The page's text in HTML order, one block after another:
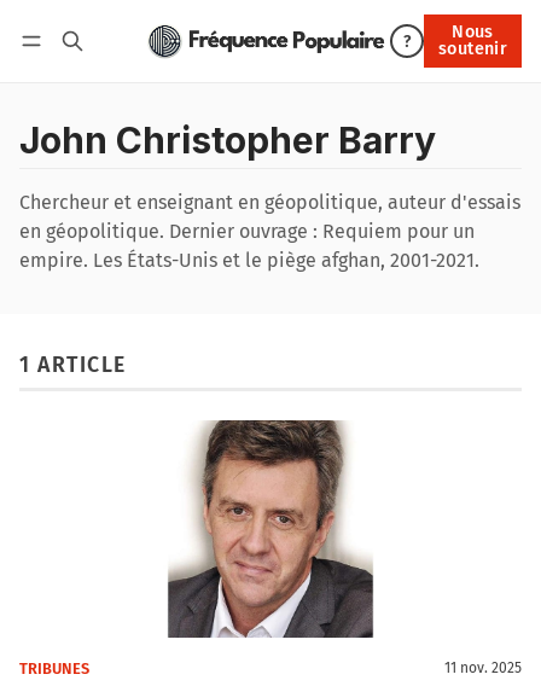
?
Nous
soutenir
Nous soutenir
John Christopher Barry
Chercheur et enseignant en géopolitique, auteur d'essais
en géopolitique. Dernier ouvrage : Requiem pour un
empire. Les États-Unis et le piège afghan, 2001-2021.
1 ARTICLE
TRIBUNES 11 nov. 2025